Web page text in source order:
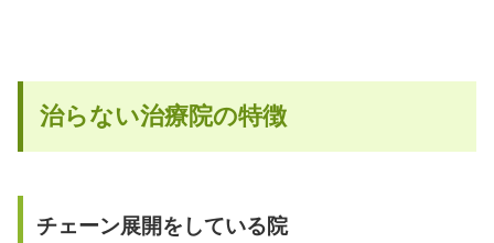
治らない治療院の特徴
チェーン展開をしている院